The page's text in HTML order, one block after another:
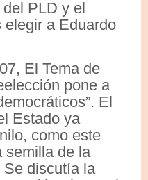
PLD y el
a Eduardo
El Tema de
pone a
El
Estado ya
como este
semilla de la
Se discutía la